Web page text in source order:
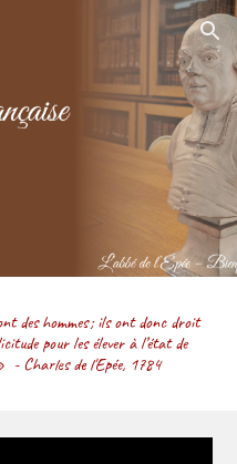
Skip to navigation
des hommes ; ils ont donc droit
pour les élever à l’état de
- Charles de l'Epée, 1784